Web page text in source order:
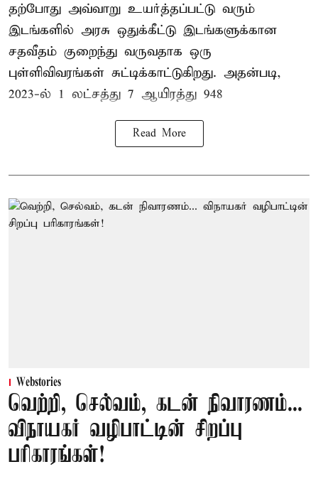
தற்போது அவ்வாறு உயர்த்தப்பட்டு வரும்
இடங்களில் அரசு ஒதுக்கீட்டு இடங்களுக்கான
சதவீதம் குறைந்து வருவதாக ஒரு
புள்ளிவிவரங்கள் சுட்டிக்காட்டுகிறது. அதன்படி,
2023-ல் 1 லட்சத்து 7 ஆயிரத்து 948
Read More
Webstories
வெற்றி, செல்வம், கடன் நிவாரணம்...
விநாயகர் வழிபாட்டின் சிறப்பு
பரிகாரங்கள்!